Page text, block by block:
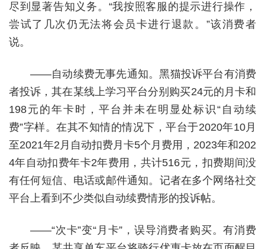
尽到显著告知义务。“我按照客服的提示进行操作，
尝试了几次仍无法将会员卡进行退款。”该消费者
说。
——自动续费无事先通知。黑猫投诉平台有消费
者投诉，其在某线上学习平台分别购买24元的月卡和
198元的年卡时，平台并未在明显处标识“自动续
费”字样。在其不知情的情况下，平台于2020年10月
至2021年2月自动扣费月卡5个月费用，2023年和202
4年自动扣费年卡2年费用，共计516元，扣费期间没
有任何短信、电话或邮件通知。记者在多个网络社交
平台上看到不少类似自动续费情形的投诉帖。
——“次卡”变“月卡”，误导消费者购买。有消费